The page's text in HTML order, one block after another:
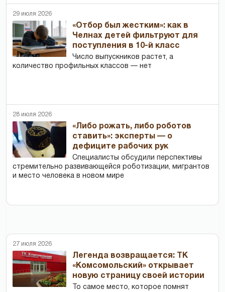
29 июля 2026
«Отбор был жестким»: как в
Челнах детей фильтруют для
поступления в 10-й класс
Число выпускников растет, а
количество профильных классов — нет
28 июля 2026
«Либо рожать, либо роботов
ставить»: эксперты — о
дефиците рабочих рук
Специалисты обсудили перспективы
стремительно развивающейся роботизации, мигрантов
и место человека в новом мире
27 июля 2026
Легенда возвращается: ТК
«Комсомольский» открывает
новую страницу своей истории
То самое место, которое помнят